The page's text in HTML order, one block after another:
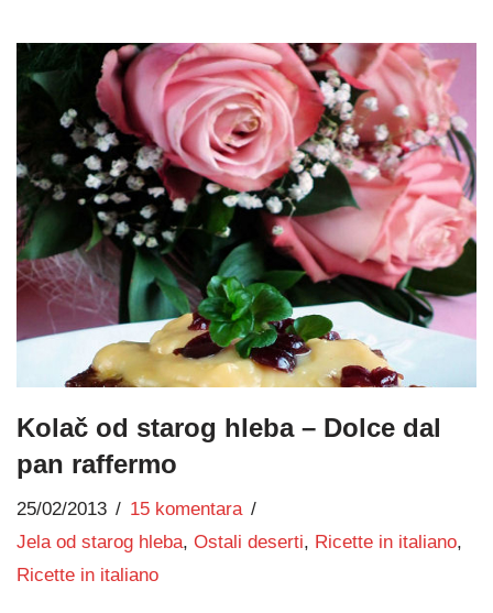
Kolač od starog hleba – Dolce dal
pan raffermo
25/02/2013
15 komentara
Jela od starog hleba, Ostali deserti, Ricette in italiano,
Ricette in italiano